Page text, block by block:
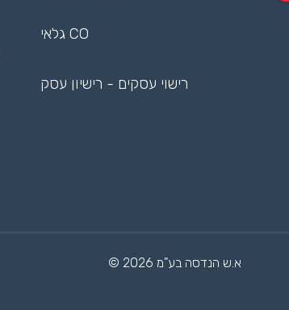
גלאי CO
רישוי עסקים - רישיון עסק
© 2026 א.ש הנדסה בע"מ